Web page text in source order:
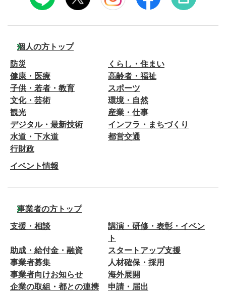
個人の方トップ
防災
くらし・住まい
健康・医療
高齢者・福祉
子供・若者・教育
スポーツ
文化・芸術
環境・自然
観光
産業・仕事
デジタル・最新技術
インフラ・まちづくり
水道・下水道
都営交通
行財政
イベント情報
事業者の方トップ
支援・相談
講演・研修・表彰・イベン
ト
助成・給付金・融資
スタートアップ支援
事業者募集
人材確保・採用
事業者向けお知らせ
海外展開
企業の取組・都との連携
申請・届出